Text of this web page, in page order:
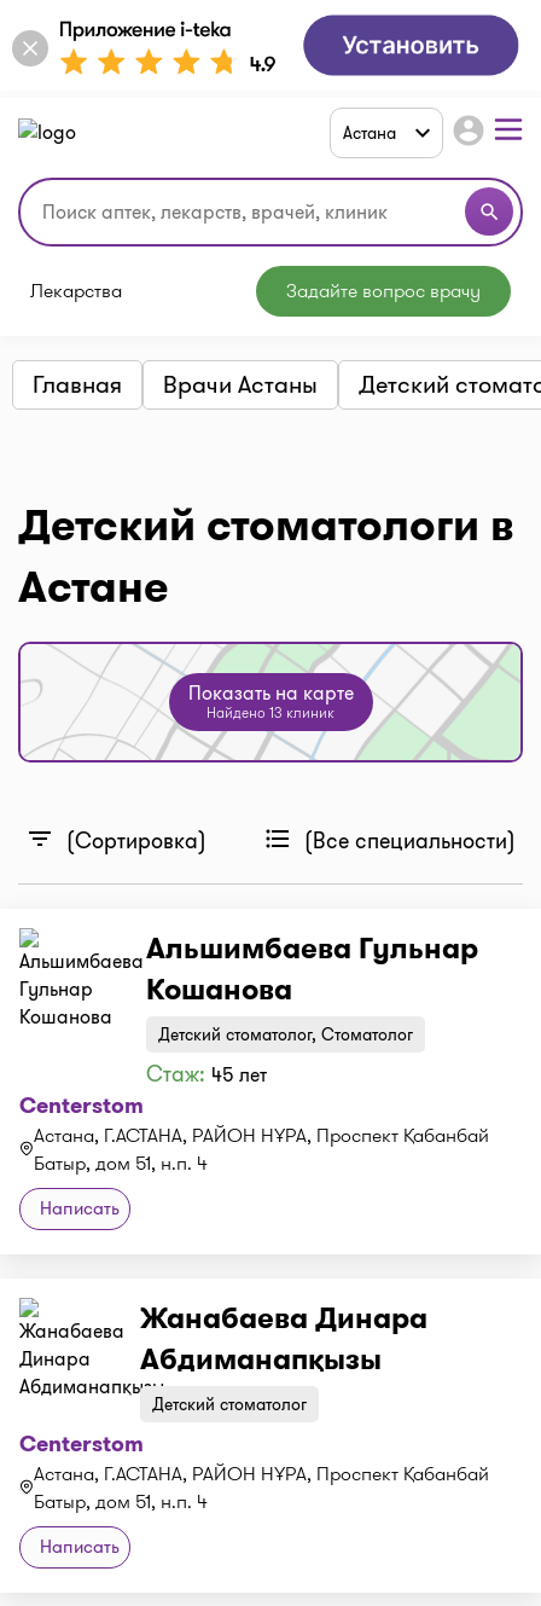
search
Астана account_circle
Лекарства Задайте вопрос врачу
Главная Врачи Астаны Детский
Детский стоматологи в
Астане
Показать на карте
Найдено 13 клиник
filter_list (Сортировка) format_list_bulleted (Все специальности)
Альшимбаева Гульнар
Кошанова
Детский стоматолог, Стоматолог
Стаж: 45 лет
Centerstom
Астана, Г.АСТАНА, РАЙОН НҰРА, Проспект Қабанбай
Батыр, дом 51, н.п. 4
Написать
Жанабаева Динара
Абдиманапқызы
Детский стоматолог
Centerstom
Астана, Г.АСТАНА, РАЙОН НҰРА, Проспект Қабанбай
Батыр, дом 51, н.п. 4
Написать